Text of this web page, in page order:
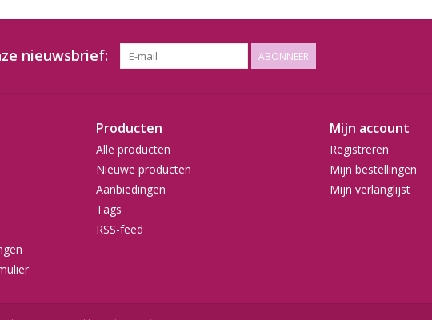
nieuwsbrief: ABONNEER
Producten
Alle producten
Nieuwe producten
Aanbiedingen
Tags
RSS-feed
Mijn account
Registreren
Mijn bestellingen
Mijn verlanglijst